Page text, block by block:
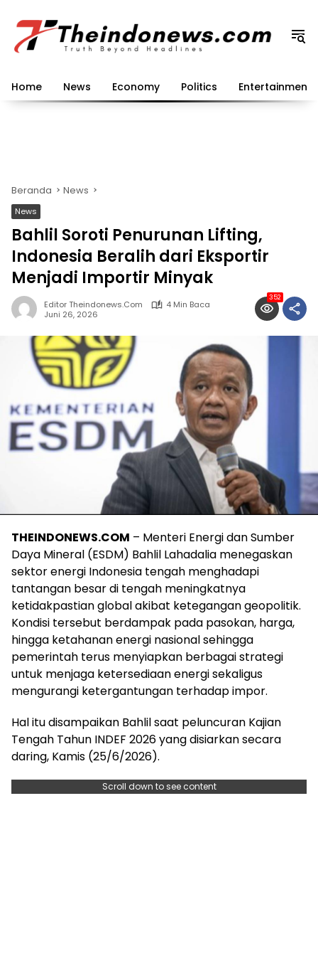
konten
Home News Economy Politics Entertainment
Beranda News
News
Bahlil Soroti Penurunan Lifting,
Indonesia Beralih dari Eksportir
Menjadi Importir Minyak
Editor Theindonews.com
4 Min Baca
Juni 26, 2026
352
THEINDONEWS.COM – Menteri Energi dan Sumber
Daya Mineral (ESDM) Bahlil Lahadalia menegaskan
sektor energi Indonesia tengah menghadapi
tantangan besar di tengah meningkatnya
ketidakpastian global akibat ketegangan geopolitik.
Kondisi tersebut berdampak pada pasokan, harga,
hingga ketahanan energi nasional sehingga
pemerintah terus menyiapkan berbagai strategi
untuk menjaga ketersediaan energi sekaligus
mengurangi ketergantungan terhadap impor.
Hal itu disampaikan Bahlil saat peluncuran Kajian
Tengah Tahun INDEF 2026 yang disiarkan secara
daring, Kamis (25/6/2026).
Scroll down to see content